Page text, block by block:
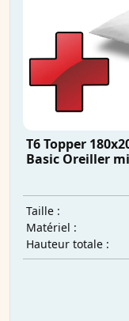
T6 Topper
Basic Oreiller
Taille :
Matériel :
Hauteur totale :